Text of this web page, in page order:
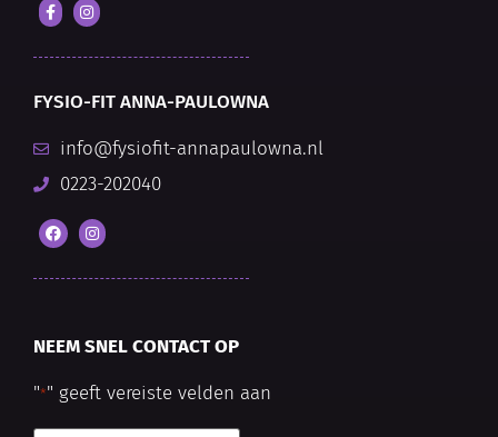
FYSIO-FIT ANNA-PAULOWNA
info@fysiofit-annapaulowna.nl
0223-202040
NEEM SNEL CONTACT OP
"*" geeft vereiste velden aan